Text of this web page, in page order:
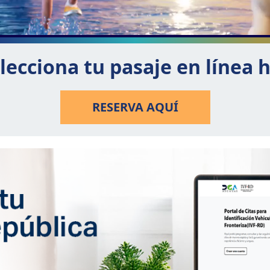
tu pasaje en línea
RESERVA AQUÍ